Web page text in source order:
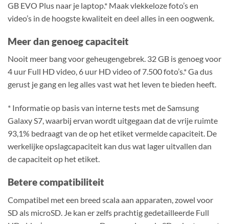
GB EVO Plus naar je laptop.* Maak vlekkeloze foto’s en
video’s in de hoogste kwaliteit en deel alles in een oogwenk.
Meer dan genoeg capaciteit
Nooit meer bang voor geheugengebrek. 32 GB is genoeg voor
4 uur Full HD video, 6 uur HD video of 7.500 foto’s.* Ga dus
gerust je gang en leg alles vast wat het leven te bieden heeft.
* Informatie op basis van interne tests met de Samsung
Galaxy S7, waarbij ervan wordt uitgegaan dat de vrije ruimte
93,1% bedraagt van de op het etiket vermelde capaciteit. De
werkelijke opslagcapaciteit kan dus wat lager uitvallen dan
de capaciteit op het etiket.
Betere compatibiliteit
Compatibel met een breed scala aan apparaten, zowel voor
SD als microSD. Je kan er zelfs prachtig gedetailleerde Full